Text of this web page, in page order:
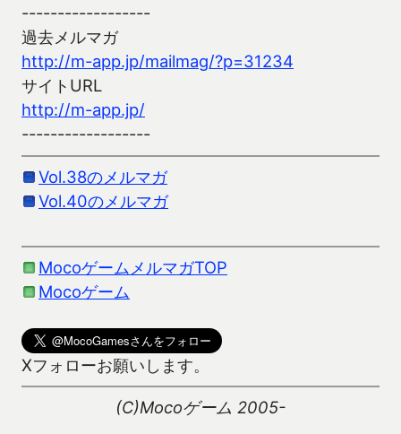
------------------
過去メルマガ
http://m-app.jp/mailmag/?p=31234
サイトURL
http://m-app.jp/
------------------
Vol.38のメルマガ
Vol.40のメルマガ
MocoゲームメルマガTOP
Mocoゲーム
Xフォローお願いします。
(C)Mocoゲーム 2005-